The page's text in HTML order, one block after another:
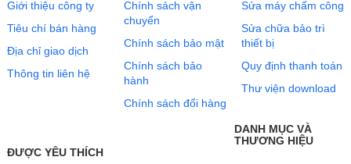
Giới thiệu công ty
Tiêu chí bán hàng
Địa chỉ giao dịch
Thông tin liên hệ
Chính sách vận
chuyển
Chính sách bảo mật
Chính sách bảo
hành
Chính sách đổi hàng
Sửa máy chấm công
Sửa chữa bảo trì
thiết bị
Quy định thanh toán
Thư viện download
DANH MỤC VÀ
THƯƠNG HIỆU
ĐƯỢC YÊU THÍCH